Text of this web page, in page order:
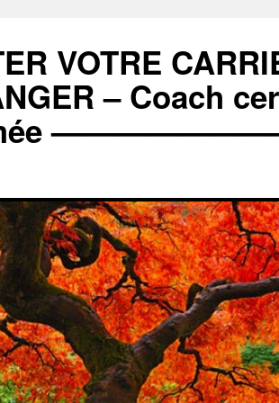
VOTRE
– Coach